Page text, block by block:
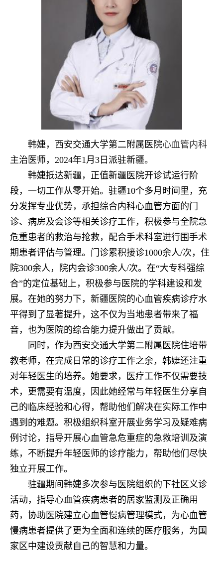
韩婕，西安交通大学第二附属医院心血管内科
主治医师，2024年1月3日派驻新疆。
韩婕抵达新疆，正值新疆医院开诊试运行阶
段，一切工作从零开始。驻疆10个多月时间里，充
分发挥专业优势，承担综合内科心血管方面的门
诊、病房及会诊等相关诊疗工作，积极参与全院急
危重患者的救治与抢救，配合手术科室进行围手术
期患者评估与管理。门诊累积接诊1000余人/次，住
院300余人，院内会诊300余人/次。在“大专科强综
合”的定位基础上，积极参与医院的学科建设和发
展。在她的努力下，新疆医院的心血管疾病诊疗水
平得到了显著提升，这不仅为当地患者带来了福
音，也为医院的综合能力提升做出了贡献。
同时，作为西安交通大学第二附属医院住培带
教老师，在完成日常的诊疗工作之余，韩婕还注重
对年轻医生的培养。她要求，医疗工作不仅需要技
术，更需要有温度，因此她经常与年轻医生分享自
己的临床经验和心得，帮助他们解决在实际工作中
遇到的难题。积极组织科室开展业务学习及疑难病
例讨论，指导开展心血管急危重症的急救培训及演
练，不断提升年轻医师的诊疗能力，帮助他们尽快
独立开展工作。
驻疆期间韩婕多次参与医院组织的下社区义诊
活动，指导心血管疾病患者的居家监测及正确用
药，协助医院建立心血管慢病管理模式，为心血管
慢病患者提供了更为全面和连续的医疗服务，为国
家区中建设贡献自己的智慧和力量。